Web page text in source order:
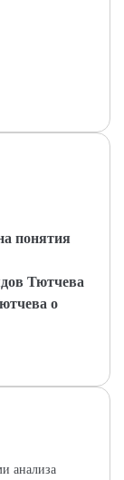
понятия
Тютчева
о
анализа